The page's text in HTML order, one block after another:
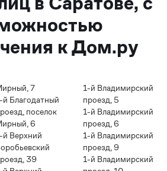
к Дом.ру
7
й Благодатный
поселок
6
й Верхний
39
1-й Владимирский
проезд, 5
1-й Владимирский
проезд, 6
1-й Владимирский
проезд, 9
1-й Владимирский